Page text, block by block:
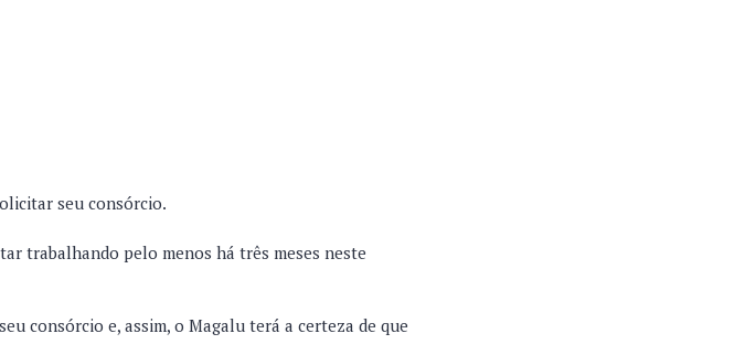
seu consórcio.
trabalhando pelo menos há três meses neste
consórcio e, assim, o Magalu terá a certeza de que